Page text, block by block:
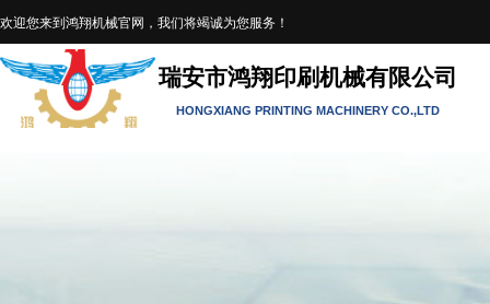
欢迎您来到鸿翔机械官网，我们将竭诚为您服务！
瑞安市鸿翔印刷机械有限公司
HONGXIANG PRINTING MACHINERY CO.,LTD